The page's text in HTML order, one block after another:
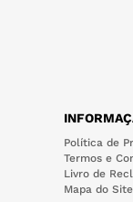
Política de
Termos e
Livro de
Mapa do Site